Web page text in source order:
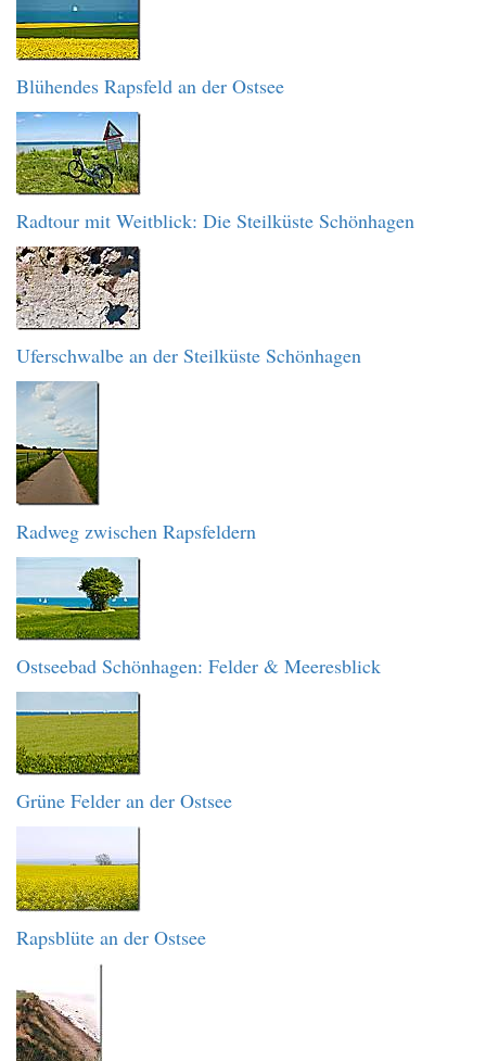
Blühendes Rapsfeld an der Ostsee
Radtour mit Weitblick: Die Steilküste Schönhagen
Uferschwalbe an der Steilküste Schönhagen
Radweg zwischen Rapsfeldern
Ostseebad Schönhagen: Felder & Meeresblick
Grüne Felder an der Ostsee
Rapsblüte an der Ostsee